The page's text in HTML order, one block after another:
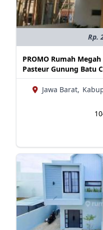
Rp.
PROMO Rumah
Pasteur Gunung Batu
Jawa Barat,